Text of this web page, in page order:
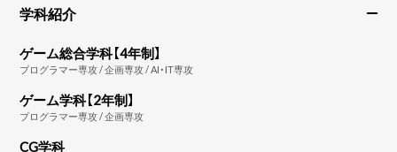
学科紹介
ゲーム総合学科【4年制】
プログラマー専攻 / 企画専攻 / AI・IT専攻
ゲーム学科【2年制】
プログラマー専攻 / 企画専攻
CG学科